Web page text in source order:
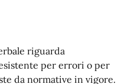
riguarda
per errori o per
da normative in vigore.